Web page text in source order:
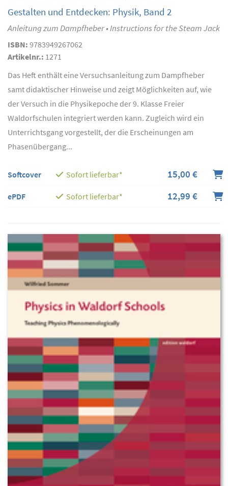
Gestalten und Entdecken: Physik, Band 2
Anleitung zum Dampfheber • Instructions for the Steam Jack
ISBN: 9783949267062
Artikelnr.: 1271
Das Heft enthält eine Versuchsanleitung zum Dampfheber
samt didaktischer Hinweise und zeigt Möglichkeiten auf, wie
der Versuch in die Physikepoche der 9. Klasse Freier
Waldorfschulen integriert werden kann. Zugleich wird ein
Unterrichtsgang vorgestellt, der die Erscheinungen am
Phasenübergang...
Softcover Sofort lieferbar* 15,00 €
ePDF Sofort lieferbar* 12,99 €